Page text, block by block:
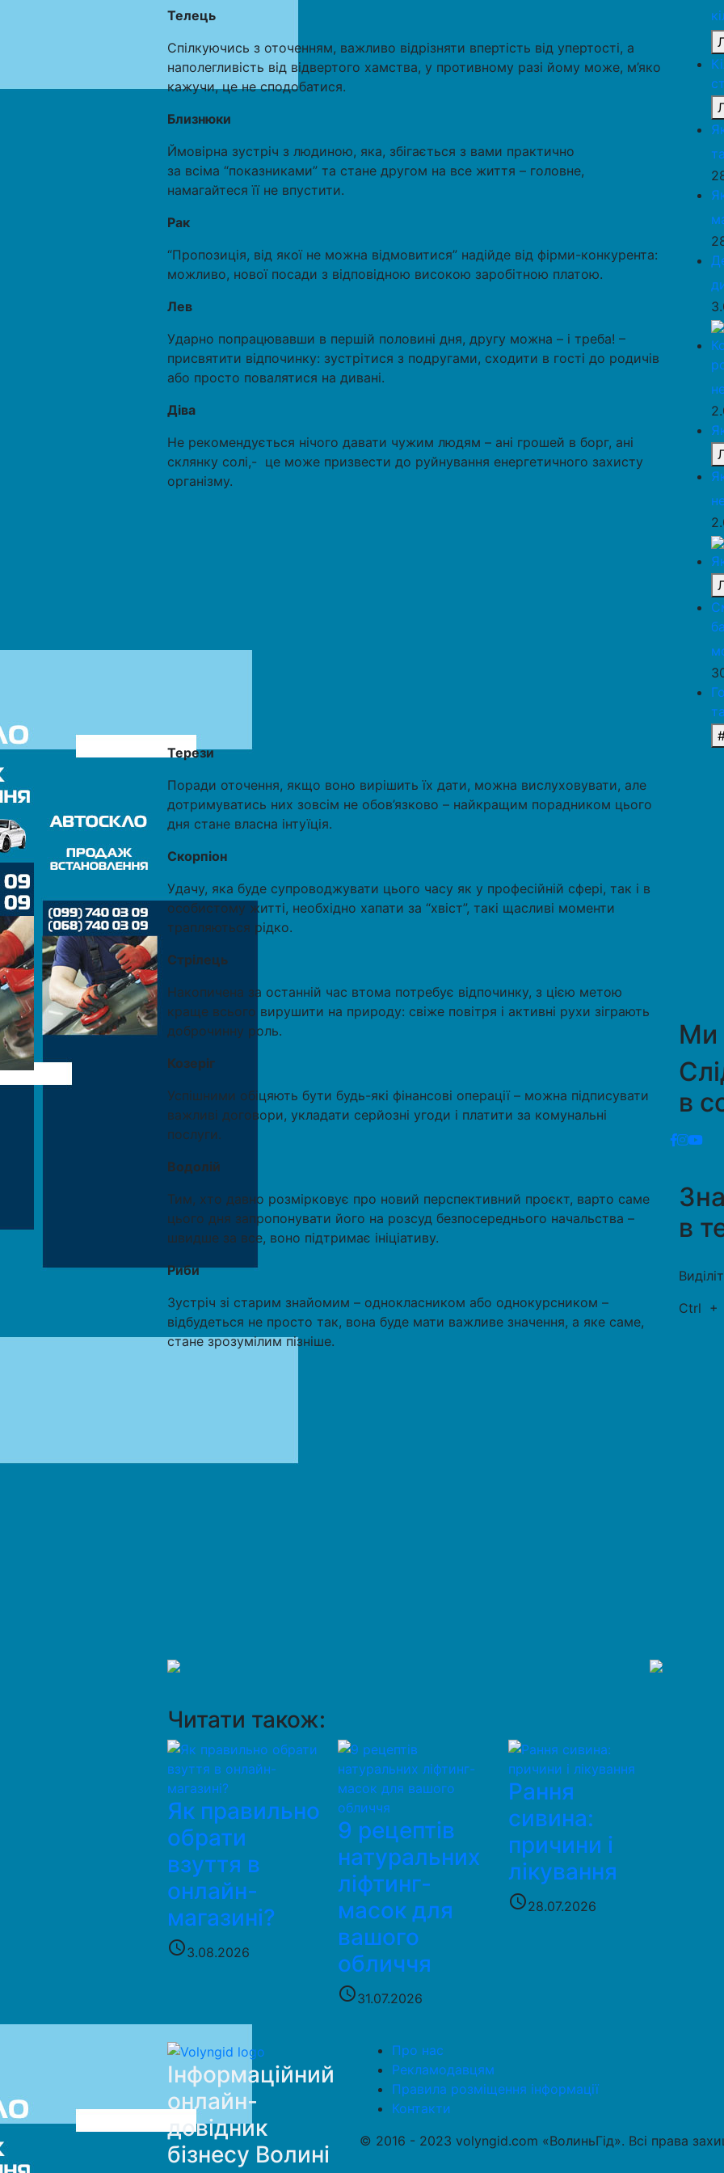
Телець
Спілкуючись з оточенням, важливо відрізняти впертість від упертості, а
наполегливість від відвертого хамства, у противному разі йому може, м’яко
кажучи, це не сподобатися.
Близнюки
Ймовірна зустріч з людиною, яка, збігається з вами практично
за всіма “показниками” та стане другом на все життя – головне,
намагайтеся її не впустити.
Рак
“Пропозиція, від якої не можна відмовитися” надійде від фірми-конкурента:
можливо, нової посади з відповідною високою заробітною платою.
Лев
Ударно попрацювавши в першій половині дня, другу можна – і треба! –
присвятити відпочинку: зустрітися з подругами, сходити в гості до родичів
або просто повалятися на дивані.
Діва
Не рекомендується нічого давати чужим людям – ані грошей в борг, ані
склянку солі,- це може призвести до руйнування енергетичного захисту
організму.
Терези
Поради оточення, якщо воно вирішить їх дати, можна вислуховувати, але
дотримуватись них зовсім не обов’язково – найкращим порадником цього
дня стане власна інтуїція.
Скорпіон
Удачу, яка буде супроводжувати цього часу як у професійній сфері, так і в
особистому житті, необхідно хапати за “хвіст”, такі щасливі моменти
трапляються рідко.
Стрілець
Накопичена за останній час втома потребує відпочинку, з цією метою
краще всього вирушити на природу: свіже повітря і активні рухи зіграють
доброчинну роль.
Козеріг
Успішними обіцяють бути будь-які фінансові операції – можна підписувати
важливі договори, укладати серйозні угоди і платити за комунальні
послуги.
Водолій
Тим, хто давно розмірковує про новий перспективний проєкт, варто саме
цього дня запропонувати його на розсуд безпосереднього начальства –
швидше за все, воно підтримає ініціативу.
Риби
Зустріч зі старим знайомим – однокласником або однокурсником –
відбудеться не просто так, вона буде мати важливе значення, а яке саме,
стане зрозумілим пізніше.
Читати також:
Як правильно
обрати
взуття в
онлайн-
магазині?
access_time3.08.2026
9 рецептів
натуральних
ліфтинг-
масок для
вашого
обличчя
access_time31.07.2026
Рання
сивина:
причини і
лікування
access_time28.07.2026
Ми
в
в
Ctrl +
Інформаційний
онлайн-
довідник
бізнесу Волині
Про нас
Рекламодавцям
Правила розміщення інформації
Контакти
© 2016 - 2023 volyngid.com «ВолиньГід». Всі права